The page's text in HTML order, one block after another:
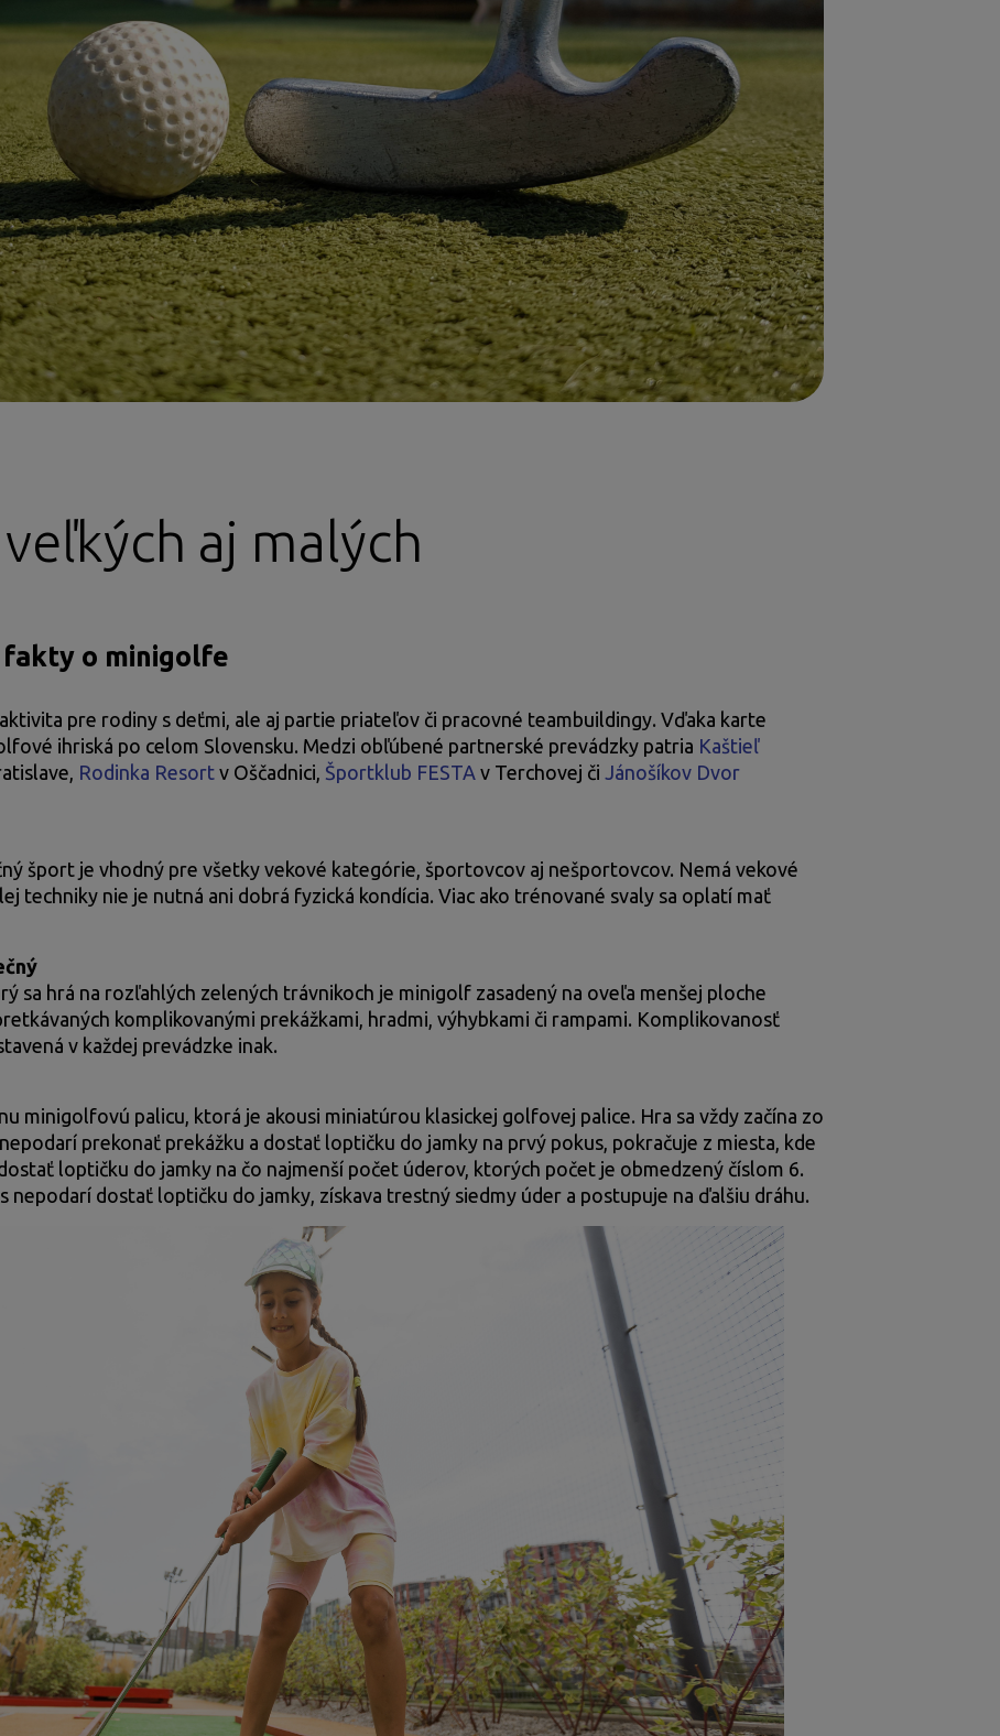
aj malých
o minigolfe
pre rodiny s deťmi, ale aj partie priateľov či pracovné teambuildingy. Vďaka karte
ihriská po celom Slovensku. Medzi obľúbené partnerské prevádzky patria Kaštieľ
Rodinka Resort v Oščadnici, Športklub FESTA v Terchovej či Jánošíkov Dvor
šport je vhodný pre všetky vekové kategórie, športovcov aj nešportovcov. Nemá vekové
techniky nie je nutná ani dobrá fyzická kondícia. Viac ako trénované svaly sa oplatí mať
sa hrá na rozľahlých zelených trávnikoch je minigolf zasadený na oveľa menšej ploche
komplikovanými prekážkami, hradmi, výhybkami či rampami. Komplikovanosť
v každej prevádzke inak.
minigolfovú palicu, ktorá je akousi miniatúrou klasickej golfovej palice. Hra sa vždy začína zo
prekonať prekážku a dostať loptičku do jamky na prvý pokus, pokračuje z miesta, kde
loptičku do jamky na čo najmenší počet úderov, ktorých počet je obmedzený číslom 6.
nepodarí dostať loptičku do jamky, získava trestný siedmy úder a postupuje na ďalšiu dráhu.